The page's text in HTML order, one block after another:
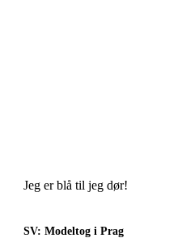
Jeg er blå til jeg dør!
SV: Modeltog i Prag